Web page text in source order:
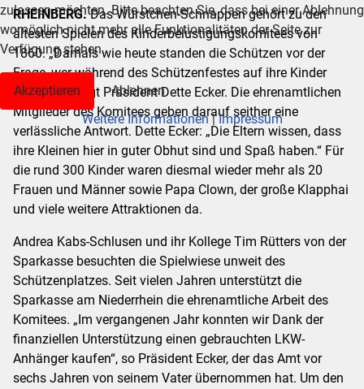
RHEINBERG.Das Würstchen-Schnappen gehört zu den
ältesten Spielen des Kinderbelustigungskomitees von
1860. „Damals wie heute standen die Schützen vor der
Frage, wer während des Schützenfestes auf ihre Kinder
aufpasst“, sagt Präsident Dette Ecker. Die ehrenamtlichen
Mitglieder des Komitees geben darauf seither eine
verlässliche Antwort. Dette Ecker: „Die Eltern wissen, dass
ihre Kleinen hier in guter Obhut sind und Spaß haben.“ Für
die rund 300 Kinder waren diesmal wieder mehr als 20
Frauen und Männer sowie Papa Clown, der große Klapphai
und viele weitere Attraktionen da.
Andrea Kabs-Schlusen und ihr Kollege Tim Rütters von der
Sparkasse besuchten die Spielwiese unweit des
Schützenplatzes. Seit vielen Jahren unterstützt die
Sparkasse am Niederrhein die ehrenamtliche Arbeit des
Komitees. „Im vergangenen Jahr konnten wir Dank der
finanziellen Unterstützung einen gebrauchten LKW-
Anhänger kaufen“, so Präsident Ecker, der das Amt vor
sechs Jahren von seinem Vater übernommen hat. Um den
zulassen möchten. Bitte beachten Sie, dass bei einer Ablehnung
womöglich nicht mehr alle Funktionalitäten der Seite zur
Verfügung stehen.
Akzeptieren
Ablehnen
Weitere Informationen|Impressum